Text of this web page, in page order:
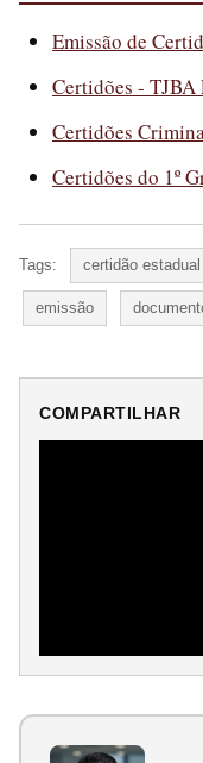
Emissão de
Certidões - TJBA
Certidões
Certidões do 1º
Tags: certidão estadual
emissão
COMPARTILHAR